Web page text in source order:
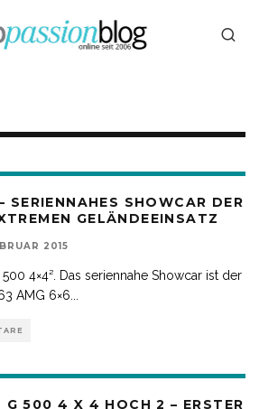
SERIENNAHES SHOWCAR DER
GELÄNDEEINSATZ
2015
4×4². Das seriennahe Showcar ist der
AMG 6×6
G 500 4 X 4 HOCH 2 – ERSTER